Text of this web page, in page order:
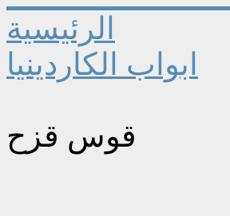
الرئيسية
ابواب الكاردينيا
قوس قزح